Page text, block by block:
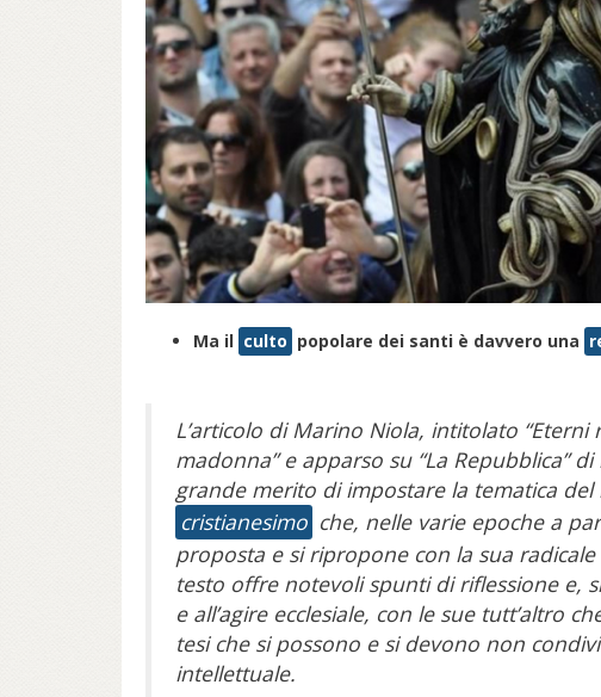
Ma il culto popolare dei santi è davvero una
L’articolo di Marino Niola, intitolato
madonna” e apparso su “La Repubblica”
grande merito di impostare la tematica
cristianesimo che, nelle varie epoche a
proposta e si ripropone con la sua
testo offre notevoli spunti di riflessione e,
e all’agire ecclesiale, con le sue tutt’altro
tesi che si possono e si devono non
intellettuale.